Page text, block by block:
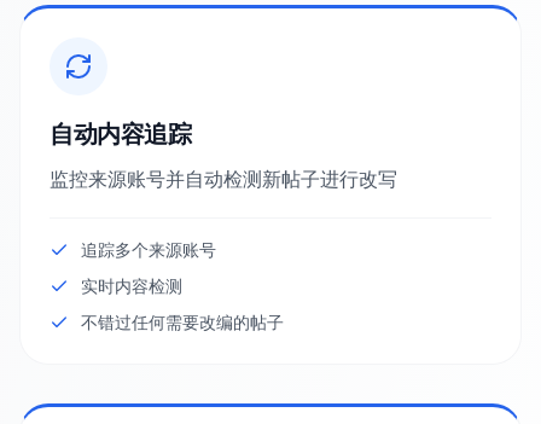
自动内容追踪
监控来源账号并自动检测新帖子进行改写
追踪多个来源账号
实时内容检测
不错过任何需要改编的帖子